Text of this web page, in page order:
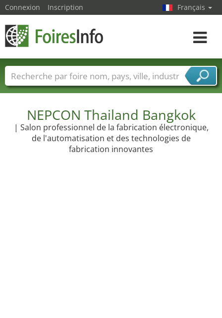
NEPCON Thailand Bangkok
| Salon professionnel de la fabrication électronique,
de l'automatisation et des technologies de
fabrication innovantes
Connexion Inscription Français
Toggle
Foire noms Pays Villes
Secteurs de foire